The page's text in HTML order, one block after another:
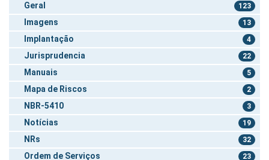
Geral 123
Imagens 13
Implantação 4
Jurisprudencia 22
Manuais 5
Mapa de Riscos 2
NBR-5410 3
Notícias 19
NRs 32
Ordem de Serviços 23